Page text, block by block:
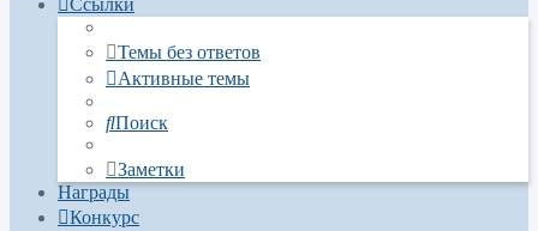
Ссылки
Темы без ответов
Активные темы
Поиск
Заметки
Награды
Конкурс